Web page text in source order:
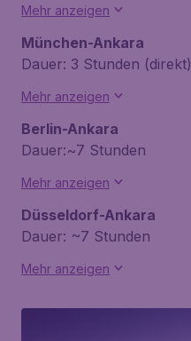
Mehr anzeigen
München-Ankara
Dauer: 3 Stunden (direkt)
Mehr anzeigen
Berlin-Ankara
Dauer:~7 Stunden
Mehr anzeigen
Düsseldorf-Ankara
Dauer: ~7 Stunden
Mehr anzeigen